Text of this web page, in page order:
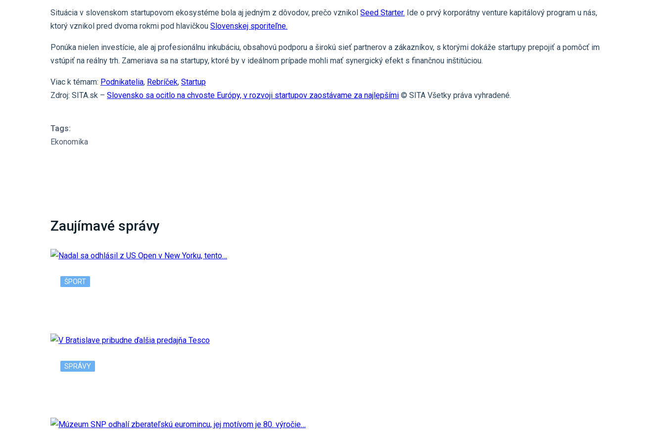
Situácia v slovenskom startupovom ekosystéme bola aj jedným z dôvodov, prečo vznikol Seed Starter. Ide o prvý korporátny venture kapitálový program u nás,
ktorý vznikol pred dvoma rokmi pod hlavičkou Slovenskej sporiteľne.
Ponúka nielen investície, ale aj profesionálnu inkubáciu, obsahovú podporu a širokú sieť partnerov a zákazníkov, s ktorými dokáže startupy prepojiť a pomôcť im
vstúpiť na reálny trh. Zameriava sa na startupy, ktoré by v ideálnom prípade mohli mať synergický efekt s finančnou inštitúciou.
Viac k témam: Podnikatelia, Rebríček, Startup
Zdroj: SITA.sk – Slovensko sa ocitlo na chvoste Európy, v rozvoji startupov zaostávame za najlepšími © SITA Všetky práva vyhradené.
Tags:
Ekonomika
Zaujímavé správy
ŠPORT
SPRÁVY